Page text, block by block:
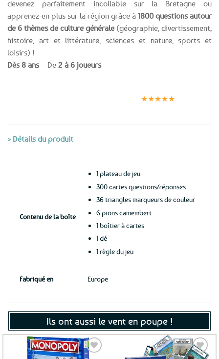
devenez parfaitement incollable sur la Bretagne ou
apprenez-en plus sur la région grâce à 1800 questions autour
de 6 thèmes de culture générale (géographie, divertissement,
histoire, art et littérature, sciences et nature, sports et
loisirs) !
Dès 8 ans– De 2 à 6 joueurs
★★★★★
> Détails du produit
Contenu de la boîte
1 plateau de jeu
300 cartes questions/réponses
36 triangles marqueurs de couleur
6 pions camembert
1 boîtier à cartes
1 dé
1 règle du jeu
Fabriqué en Europe
Ils ont aussi le vent en poupe !